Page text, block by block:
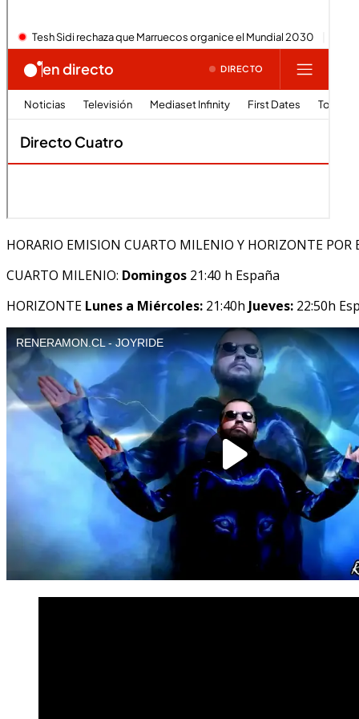
HORARIO EMISION CUARTO MILENIO Y HORIZONTE POR
CUARTO MILENIO: Domingos 21:40 h España
HORIZONTE Lunes a Miércoles: 21:40h Jueves: 22:50h